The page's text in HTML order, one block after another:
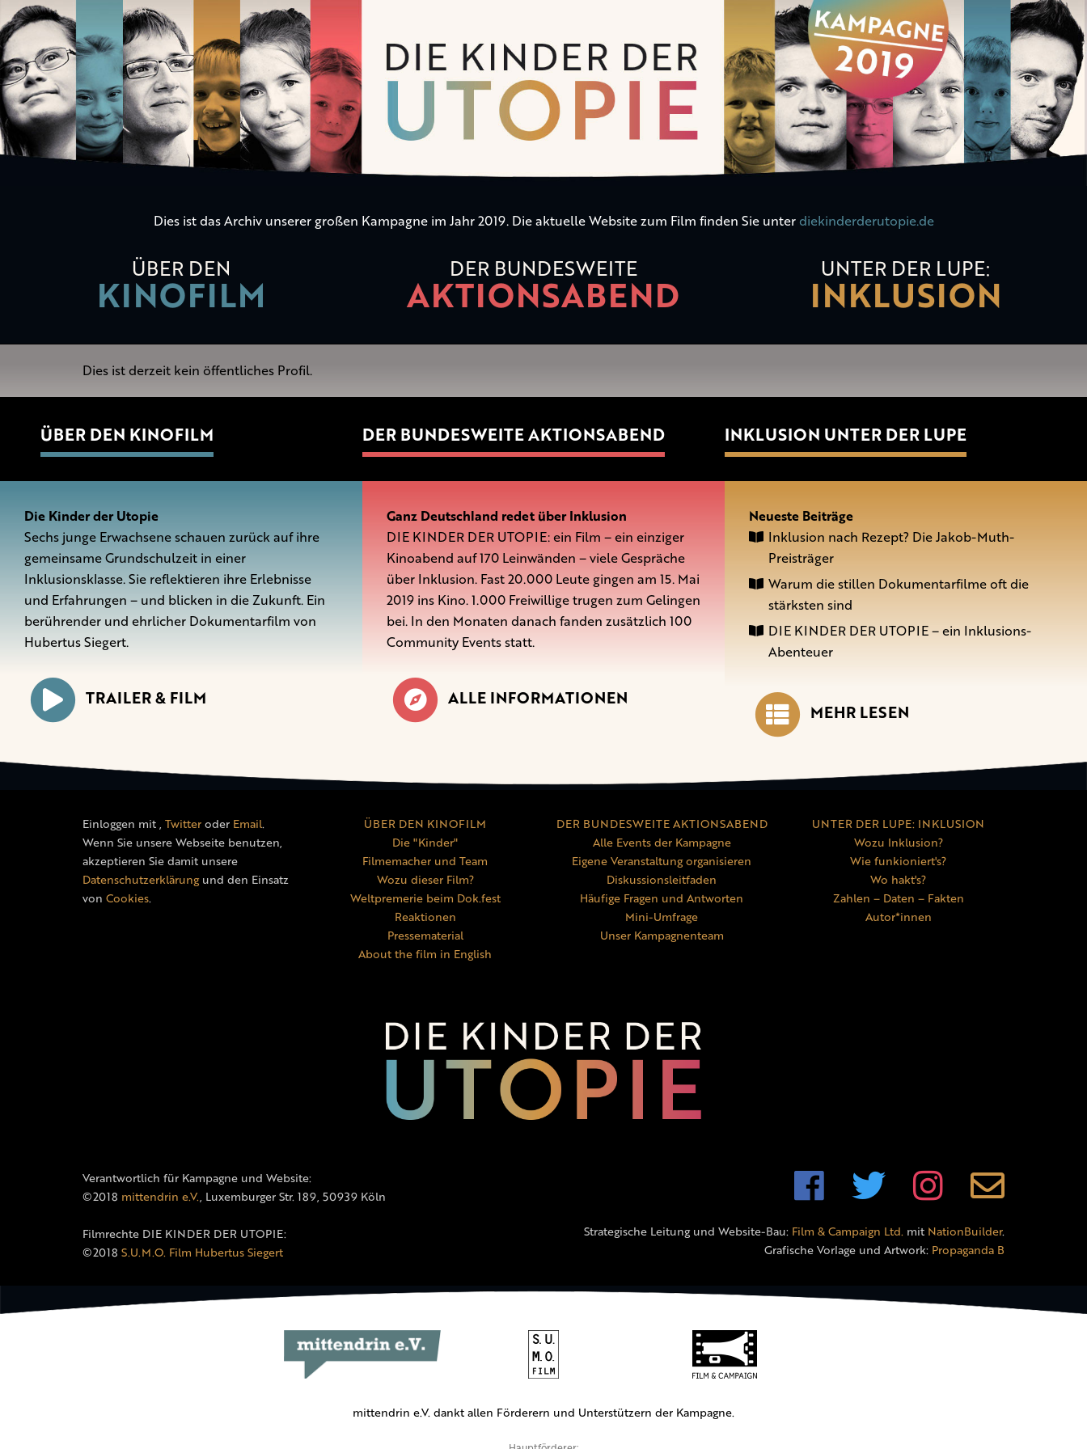
Die
Kinder
der
Utopie
Dies ist das Archiv unserer großen Kampagne im Jahr 2019. Die aktuelle Website zum Film finden Sie unter diekinderderutopie.de
ÜBER DEN
KINOFILM
DER BUNDESWEITE
AKTIONSABEND
UNTER DER LUPE:
INKLUSION
Dies ist derzeit kein öffentliches Profil.
ÜBER DEN KINOFILM
Die Kinder der Utopie
Sechs junge Erwachsene schauen zurück auf ihre
gemeinsame Grundschulzeit in einer
Inklusionsklasse. Sie reflektieren ihre Erlebnisse
und Erfahrungen – und blicken in die Zukunft. Ein
berührender und ehrlicher Dokumentarfilm von
Hubertus Siegert.
TRAILER & FILM
DER BUNDESWEITE AKTIONSABEND
Ganz Deutschland redet über Inklusion
DIE KINDER DER UTOPIE: ein Film – ein einziger
Kinoabend auf 170 Leinwänden – viele Gespräche
über Inklusion. Fast 20.000 Leute gingen am 15. Mai
2019 ins Kino. 1.000 Freiwillige trugen zum Gelingen
bei. In den Monaten danach fanden zusätzlich 100
Community Events statt.
ALLE INFORMATIONEN
INKLUSION UNTER DER LUPE
Neueste Beiträge
Inklusion nach Rezept? Die Jakob-Muth-
Preisträger
Warum die stillen Dokumentarfilme oft die
stärksten sind
DIE KINDER DER UTOPIE – ein Inklusions-
Abenteuer
MEHR LESEN
Einloggen mit, Twitteroder Email.
Wenn Sie unsere Webseite benutzen,
akzeptieren Sie damit unsere
Datenschutzerklärungund den Einsatz
von Cookies.
ÜBER DEN KINOFILM
Die "Kinder"
Filmemacher und Team
Wozu dieser Film?
Weltpremerie beim Dok.fest
Reaktionen
Pressematerial
About the film in English
DER BUNDESWEITE AKTIONSABEND
Alle Events der Kampagne
Eigene Veranstaltung organisieren
Diskussionsleitfaden
Häufige Fragen und Antworten
Mini-Umfrage
Unser Kampagnenteam
UNTER DER LUPE: INKLUSION
Wozu Inklusion?
Wie funkioniert's?
Wo hakt's?
Zahlen – Daten – Fakten
Autor*innen
Verantwortlich für Kampagne und Website:
©2018 mittendrin e.V., Luxemburger Str. 189, 50939 Köln
Filmrechte DIE KINDER DER UTOPIE:
©2018 S.U.M.O. Film Hubertus Siegert
Strategische Leitung und Website-Bau: Film & Campaign Ltd. mit NationBuilder.
Grafische Vorlage und Artwork: Propaganda B
mittendrin e.V. dankt allen Förderern und Unterstützern der Kampagne.